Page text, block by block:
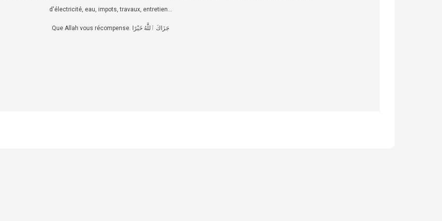
d'électricité, eau, impots, travaux, entretien...
Que Allah vous récompense. جَزَاكَ ٱللَّٰهُ خَيْرًا